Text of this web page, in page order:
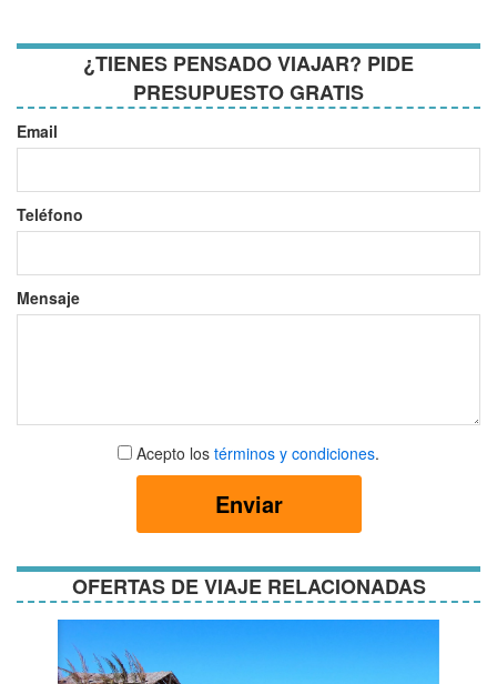
¿TIENES PENSADO VIAJAR? PIDE
PRESUPUESTO GRATIS
Email
Teléfono
Mensaje
Aceptar
términos
Acepto los términos y condiciones.
Enviar
OFERTAS DE VIAJE RELACIONADAS